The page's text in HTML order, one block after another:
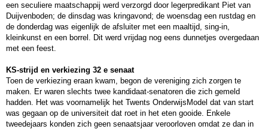
een seculiere maatschappij werd verzorgd door legerpredikant Piet van
Duijvenboden; de dinsdag was kringavond; de woensdag een rustdag en
de donderdag was eigenlijk de afsluiter met een maaltijd, sing-in,
kleinkunst en een borrel. Dit werd vrijdag nog eens dunnetjes overgedaan
met een feest.
KS-strijd en verkiezing 32 e senaat
Toen de verkiezing eraan kwam, begon de vereniging zich zorgen te
maken. Er waren slechts twee kandidaat-senatoren die zich gemeld
hadden. Het was voornamelijk het Twents OnderwijsModel dat van start
was gegaan op de universiteit dat roet in het eten gooide. Enkele
tweedejaars konden zich geen senaatsjaar veroorloven omdat ze dan in